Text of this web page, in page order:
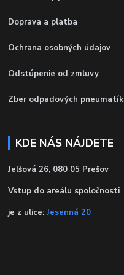
Doprava a platba
Ochrana osobných údajov
Odstúpenie od zmluvy
Zber odpadových pneumatík
KDE NÁS NÁJDETE
Jelšová 26, 080 05 Prešov
Vstup do areálu spoločnosti
je z ulice: Jesenná 20